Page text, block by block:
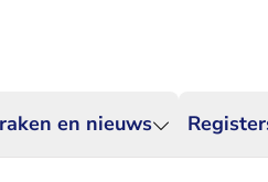
en nieuws